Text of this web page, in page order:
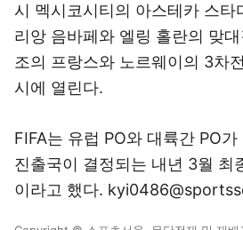
시 멕시코시티의 아스테카 스타
리앙 음바페와 엘링 홀란의 맞
조의 프랑스와 노르웨이의 3차
시에 열린다.
FIFA는 유럽 PO와 대륙간 PO
진출국이 결정되는 내년 3월 최
이라고 했다.